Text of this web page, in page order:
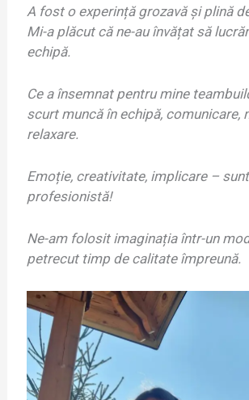
A fost o experință grozavă și plină
Mi-a plăcut că ne-au învățat să
echipă.
Ce a însemnat pentru mine
scurt muncă în echipă, comunicare,
relaxare.
Emoție, creativitate, implicare –
profesionistă!
Ne-am folosit imaginația într-un
petrecut timp de calitate împreună.